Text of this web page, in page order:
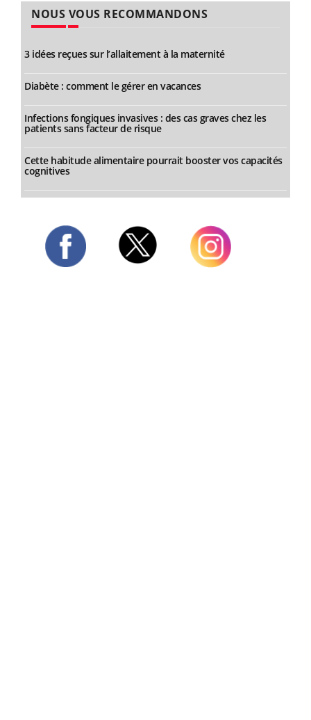
NOUS VOUS RECOMMANDONS
3 idées reçues sur l’allaitement à la maternité
Diabète : comment le gérer en vacances
Infections fongiques invasives : des cas graves chez les
patients sans facteur de risque
Cette habitude alimentaire pourrait booster vos capacités
cognitives